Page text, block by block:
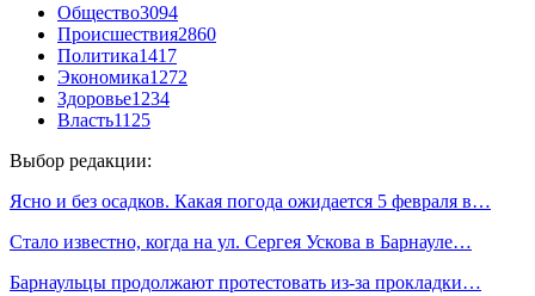
Общество3094
Происшествия2860
Политика1417
Экономика1272
Здоровье1234
Власть1125
Выбор редакции:
Ясно и без осадков. Какая погода ожидается 5 февраля в…
Стало известно, когда на ул. Сергея Ускова в Барнауле…
Барнаульцы продолжают протестовать из-за прокладки…